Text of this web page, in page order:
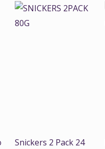
Snickers 2 Pack 24